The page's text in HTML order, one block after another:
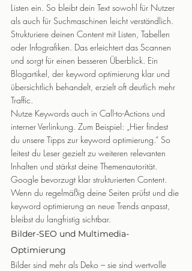
Listen ein. So bleibt dein Text sowohl für Nutzer
als auch für Suchmaschinen leicht verständlich.
Strukturiere deinen Content mit Listen, Tabellen
oder Infografiken. Das erleichtert das Scannen
und sorgt für einen besseren Überblick. Ein
Blogartikel, der keyword optimierung klar und
übersichtlich behandelt, erzielt oft deutlich mehr
Traffic.
Nutze Keywords auch in Call-to-Actions und
interner Verlinkung. Zum Beispiel: „Hier findest
du unsere Tipps zur keyword optimierung.“ So
leitest du Leser gezielt zu weiteren relevanten
Inhalten und stärkst deine Themenautorität.
Google bevorzugt klar strukturierten Content.
Wenn du regelmäßig deine Seiten prüfst und die
keyword optimierung an neue Trends anpasst,
bleibst du langfristig sichtbar.
Bilder-SEO und Multimedia-
Optimierung
Bilder sind mehr als Deko – sie sind wertvolle